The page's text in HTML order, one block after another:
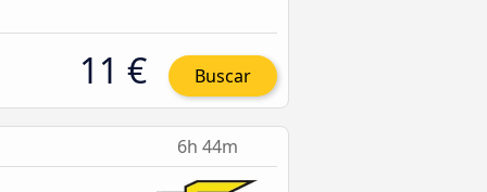
11 € Buscar
6h 44m